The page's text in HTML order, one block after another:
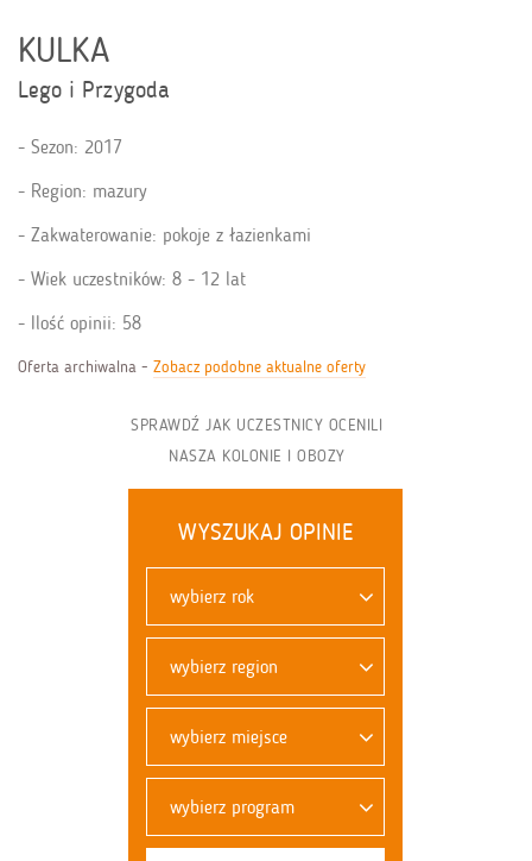
KULKA
Lego i Przygoda
Sezon: 2017
Region: mazury
Zakwaterowanie: pokoje z łazienkami
Wiek uczestników: 8 - 12 lat
Ilość opinii: 58
Oferta archiwalna - Zobacz podobne aktualne oferty
SPRAWDŹ JAK UCZESTNICY OCENILI
NASZA KOLONIE I OBOZY
WYSZUKAJ OPINIE
wybierz rok
wybierz region
wybierz miejsce
wybierz program